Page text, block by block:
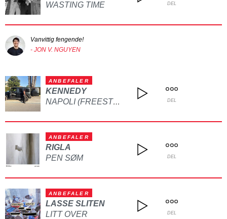
WASTING TIME
DEL
Vanvittig fengende!
- JON V. NGUYEN
ANBEFALER
KENNEDY
NAPOLI (FREESTYLE) DEL
ANBEFALER
RIGLA
PEN SØM
DEL
ANBEFALER
LASSE SLITEN
LITT OVER
DEL